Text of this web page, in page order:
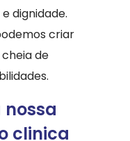
dignidade.
criar
de
clinica